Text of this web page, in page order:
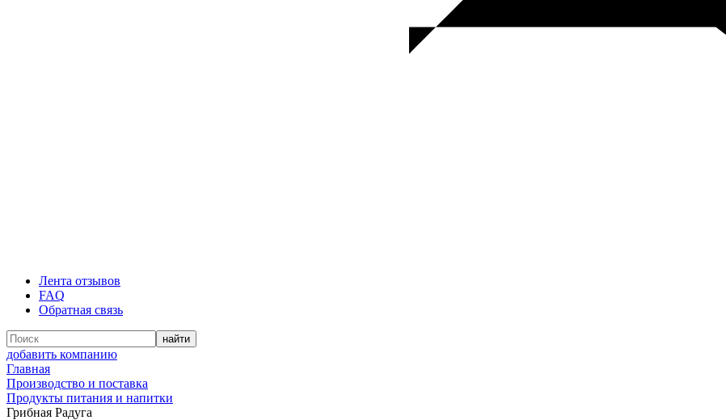
Лента отзывов
FAQ
Обратная связь
добавить компанию
Главная
Производство и поставка
Продукты питания и напитки
Грибная Радуга